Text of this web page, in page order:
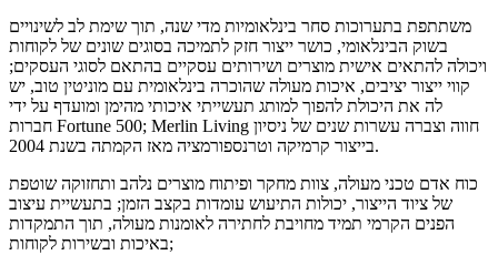
משתתפת בתערוכות סחר בינלאומיות מדי שנה, תוך שימת לב לשינויים
בשוק הבינלאומי, כושר ייצור חזק לתמיכה בסוגים שונים של לקוחות
ויכולה להתאים אישית מוצרים ושירותים עסקיים בהתאם לסוגי העסקים;
קווי ייצור יציבים, איכות מעולה שהוכרה בינלאומית עם מוניטין טוב, יש
לה את היכולת להפוך למותג תעשייתי איכותי מהימן ומועדף על ידי
חברות Fortune 500; Merlin Living חווה וצברה עשרות שנים של ניסיון
בייצור קרמיקה וטרנספורמציה מאז הקמתה בשנת 2004.
כוח אדם טכני מעולה, צוות מחקר ופיתוח מוצרים נלהב ותחזוקה שוטפת
של ציוד הייצור, יכולות התיעוש עומדות בקצב הזמן; בתעשיית עיצוב
הפנים הקרמי תמיד מחויבת לחתירה לאומנות מעולה, תוך התמקדות
באיכות ובשירות לקוחות;